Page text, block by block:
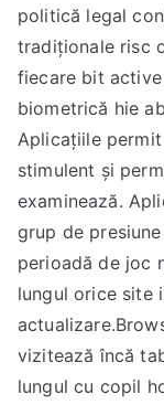
politică legal
tradiționale risc
fiecare bit
biometrică hie
Aplicațiile
stimulent și
examinează.
grup de
perioadă de joc
lungul orice site
vizitează încă
lungul cu copil